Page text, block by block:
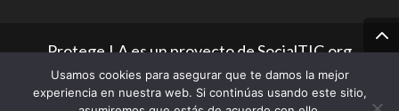
Protege.LA es un proyecto de SocialTIC.org
conLicencia Creative Commons -
Usamos cookies para asegurar que te damos la mejor
experiencia en nuestra web. Si continúas usando este sitio,